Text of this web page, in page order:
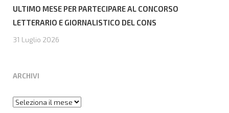
ULTIMO MESE PER PARTECIPARE AL CONCORSO
LETTERARIO E GIORNALISTICO DEL CONS
31 Luglio 2026
ARCHIVI
Archivi